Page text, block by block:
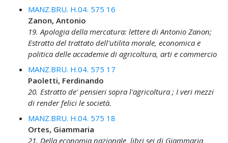
MANZ.BRU. H.04. 575 16
Zanon, Antonio
19. Apologia della mercatura: lettere di Antonio Zanon;
Estratto del trattato dell'utilita morale, economica e
politica delle accademie di agricoltura, arti e commercio
MANZ.BRU. H.04. 575 17
Paoletti, Ferdinando
20. Estratto de' pensieri sopra l'agricoltura ; I veri mezzi
di render felici le società.
MANZ.BRU. H.04. 575 18
Ortes, Giammaria
21. Della economia nazionale, libri sei di Giammaria